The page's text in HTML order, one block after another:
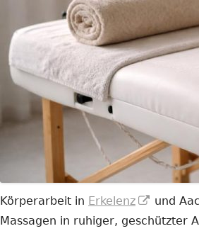
Körperarbeit in Erkelenz
In
neuem
und
Massagen in ruhiger, geschützter